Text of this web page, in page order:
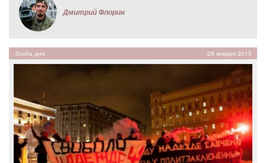
Дмитрий Флорин
Злоба дня 29 января 2015